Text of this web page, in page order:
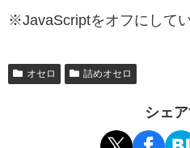
※JavaScriptをオフにして
オセロ 詰めオセロ
シェ